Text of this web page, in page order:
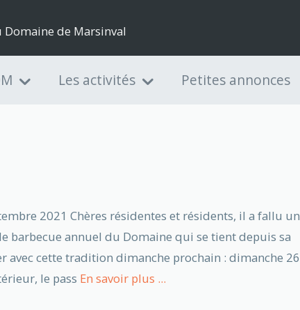
de Marsinval
Les activités Petites annonces
2021 Chères résidentes et résidents, il a fallu un
barbecue annuel du Domaine qui se tient depuis sa
cette tradition dimanche prochain : dimanche 26
le pass En savoir plus ...